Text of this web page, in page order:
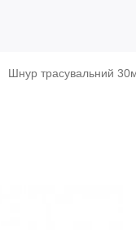
Шнур трасувальний